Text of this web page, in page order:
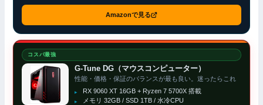
Amazonで見る
コスパ最強
G-Tune DG（マウスコンピューター）
性能・価格・保証のバランスが最も良い。迷ったらこれ
RX 9060 XT 16GB + Ryzen 7 5700X 搭載
メモリ 32GB / SSD 1TB / 水冷CPU